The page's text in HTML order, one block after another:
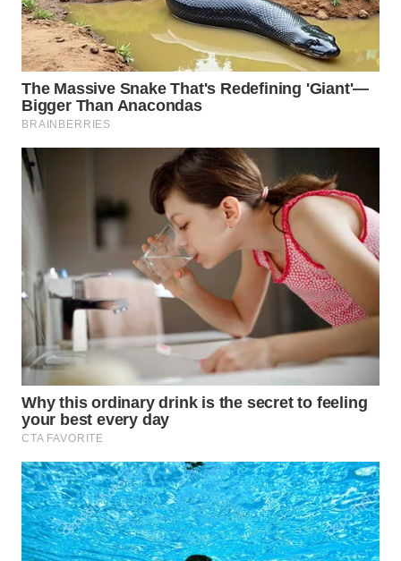
WN
SAMOSIR
WN
PADANG
LAWAS
SUMEDANG
WN
KEPULAUAN
SERIBU
WN
TANGERANG
WN
BINJAI
WN
CIREBON